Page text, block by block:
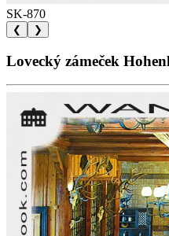
SK-870
❮ ❯
Lovecký zámeček